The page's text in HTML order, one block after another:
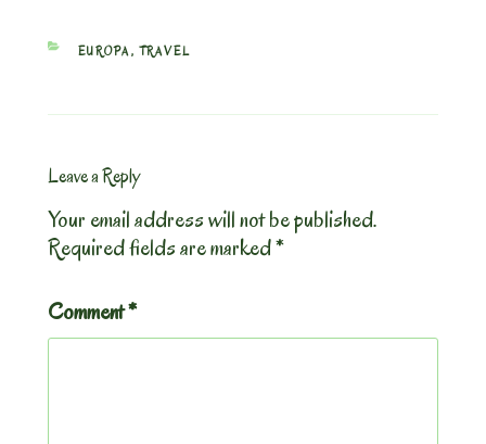
CATEGORIES
EUROPA,TRAVEL
Leave a Reply
Your email address will not be published.
Required fields are marked*
Comment*